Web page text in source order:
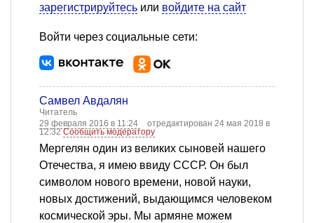
зарегистрируйтесь или войдите на сайт
Войти через социальные сети:
Самвел Авдалян
Читатель
29 февраля 2016 в 11:24
отредактирован 24 мая 2018 в
12:32Сообщить модератору
Мергелян один из великих сыновей нашего
Отечества, я имею ввиду СССР. Он был
символом нового времени, новой науки,
новых достижений, выдающимся человеком
космической эры. Мы армяне можем